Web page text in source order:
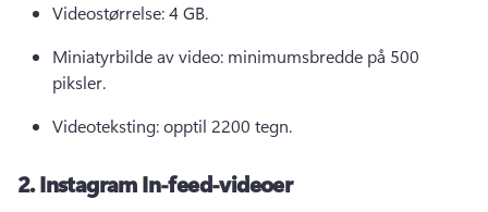
Videostørrelse: 4 GB.
Miniatyrbilde av video: minimumsbredde på 500
piksler.
Videoteksting: opptil 2200 tegn.
2.Instagram In-feed-videoer